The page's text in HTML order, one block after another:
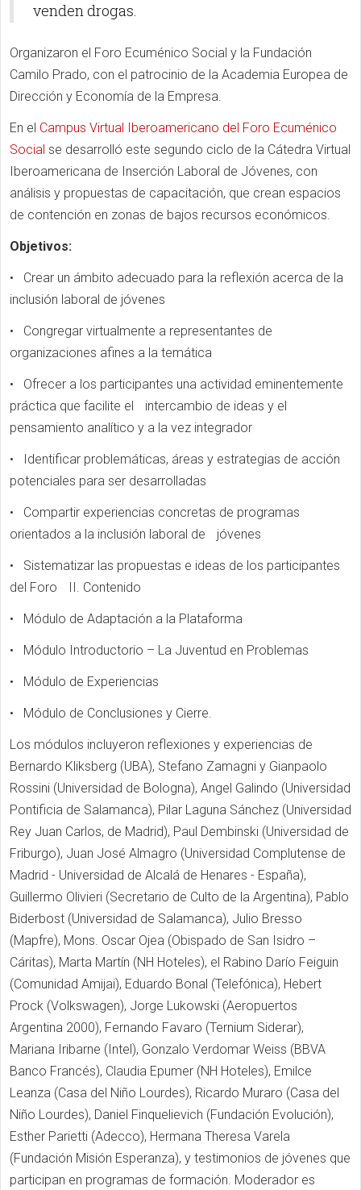
venden drogas.
Organizaron el Foro Ecuménico Social y la Fundación
Camilo Prado, con el patrocinio de la Academia Europea de
Dirección y Economía de la Empresa.
En el Campus Virtual Iberoamericano del Foro Ecuménico
Social se desarrolló este segundo ciclo de la Cátedra Virtual
Iberoamericana de Inserción Laboral de Jóvenes, con
análisis y propuestas de capacitación, que crean espacios
de contención en zonas de bajos recursos económicos.
Objetivos:
• Crear un ámbito adecuado para la reflexión acerca de la
inclusión laboral de jóvenes
• Congregar virtualmente a representantes de
organizaciones afines a la temática
• Ofrecer a los participantes una actividad eminentemente
práctica que facilite el intercambio de ideas y el
pensamiento analítico y a la vez integrador
• Identificar problemáticas, áreas y estrategias de acción
potenciales para ser desarrolladas
• Compartir experiencias concretas de programas
orientados a la inclusión laboral de jóvenes
• Sistematizar las propuestas e ideas de los participantes
del Foro II. Contenido
• Módulo de Adaptación a la Plataforma
• Módulo Introductorio – La Juventud en Problemas
• Módulo de Experiencias
• Módulo de Conclusiones y Cierre.
Los módulos incluyeron reflexiones y experiencias de
Bernardo Kliksberg (UBA), Stefano Zamagni y Gianpaolo
Rossini (Universidad de Bologna), Angel Galindo (Universidad
Pontificia de Salamanca), Pilar Laguna Sánchez (Universidad
Rey Juan Carlos, de Madrid), Paul Dembinski (Universidad de
Friburgo), Juan José Almagro (Universidad Complutense de
Madrid - Universidad de Alcalá de Henares - España),
Guillermo Olivieri (Secretario de Culto de la Argentina), Pablo
Biderbost (Universidad de Salamanca), Julio Bresso
(Mapfre), Mons. Oscar Ojea (Obispado de San Isidro –
Cáritas), Marta Martín (NH Hoteles), el Rabino Darío Feiguin
(Comunidad Amijai), Eduardo Bonal (Telefónica), Hebert
Prock (Volkswagen), Jorge Lukowski (Aeropuertos
Argentina 2000), Fernando Favaro (Ternium Siderar),
Mariana Iribarne (Intel), Gonzalo Verdomar Weiss (BBVA
Banco Francés), Claudia Epumer (NH Hoteles), Emilce
Leanza (Casa del Niño Lourdes), Ricardo Muraro (Casa del
Niño Lourdes), Daniel Finquelievich (Fundación Evolución),
Esther Parietti (Adecco), Hermana Theresa Varela
(Fundación Misión Esperanza), y testimonios de jóvenes que
participan en programas de formación. Moderador es